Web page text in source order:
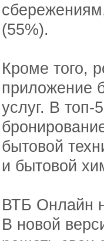
(55%).
Кроме того,
приложение
услуг. В топ-
бытовой
и бытовой
ВТБ Онлайн
В новой